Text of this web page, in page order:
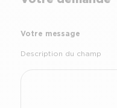
Votre message
Description du champ